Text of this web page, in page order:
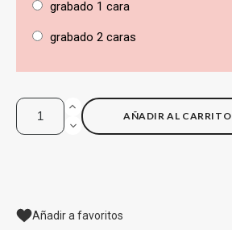
grabado 1 cara
grabado 2 caras
AÑADIR AL CARRITO
Añadir a favoritos